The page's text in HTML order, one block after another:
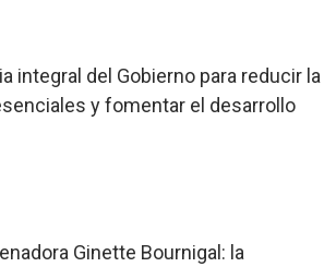
integral del Gobierno para reducir la
y fomentar el desarrollo
Ginette Bournigal: la